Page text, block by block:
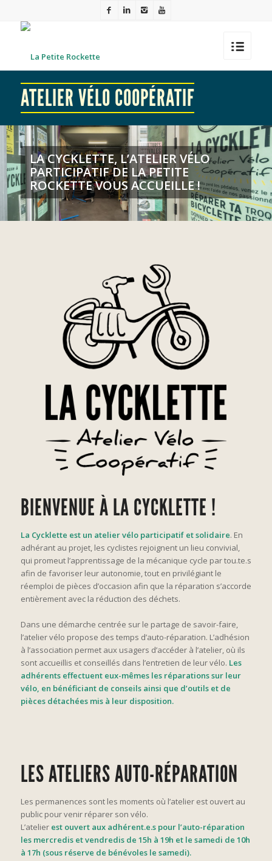
ATELIER VÉLO COOPÉRATIF
LA CYCKLETTE, L’ATELIER VÉLO
PARTICIPATIF DE LA PETITE
ROCKETTE VOUS ACCUEILLE !
BIENVENUE À LA CYCKLETTE !
La Cycklette est un atelier vélo participatif et solidaire. En
adhérant au projet, les cyclistes rejoignent un lieu convivial,
qui promeut l’apprentissage de la mécanique cycle par tou.te.s
afin de favoriser leur autonomie, tout en privilégiant le
réemploi de pièces d’occasion afin que la réparation s’accorde
entièrement avec la réduction des déchets.
Dans une démarche centrée sur le partage de savoir-faire,
l’atelier vélo propose des temps d’auto-réparation. L’adhésion
à l’association permet aux usagers d’accéder à l’atelier, où ils
sont accueillis et conseillés dans l’entretien de leur vélo. Les
adhérents effectuent eux-mêmes les réparations sur leur
vélo, en bénéficiant de conseils ainsi que d’outils et de
pièces détachées mis à leur disposition.
LES ATELIERS AUTO-RÉPARATION
Les permanences sont les moments où l’atelier est ouvert au
public pour venir réparer son vélo.
L’atelierest ouvert aux adhérent.e.s pour l’auto-réparation
les mercredis et vendredis de 15h à 19h et le samedi de 10h
à 17h (sous réserve de bénévoles le samedi).